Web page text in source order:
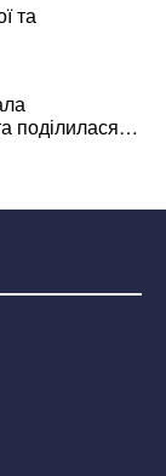
та
поділилася